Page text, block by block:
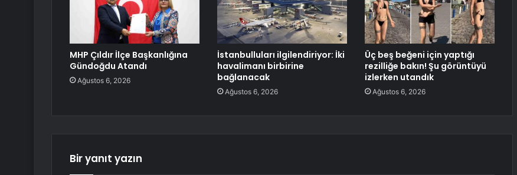
MHP Çıldır İlçe Başkanlığına
Gündoğdu Atandı
Ağustos 6, 2026
İstanbulluları ilgilendiriyor: İki
havalimanı birbirine
bağlanacak
Ağustos 6, 2026
Üç beş beğeni için yaptığı
rezilliğe bakın! Şu görüntüyü
izlerken utandık
Ağustos 6, 2026
Bir yanıt yazın